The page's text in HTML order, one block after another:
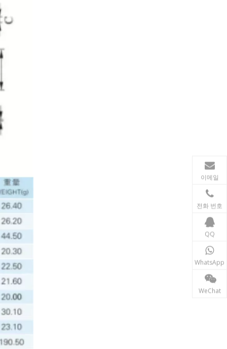
송전 산업에서 인덕터와 변압기는 안정적인 전력망
이메일
전화 번호
QQ
WhatsApp
WeChat